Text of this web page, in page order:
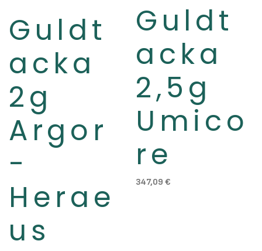
Slut i lager
Guldt
acka
2g
Argor
-
Herae
us
Guldt
acka
2,5g
Umico
re
347,09 €